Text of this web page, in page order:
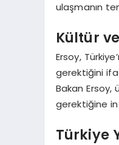
ulaşmanın
Kültür
Ersoy,
gerektiğini
Bakan
gerektiğine
Türkiye